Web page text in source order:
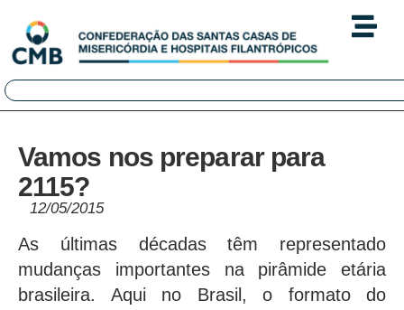
Vamos nos preparar para
2115?
12/05/2015
As últimas décadas têm representado
mudanças importantes na pirâmide etária
brasileira. Aqui no Brasil, o formato do